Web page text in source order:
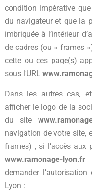
condition impérative
du navigateur et que la
imbriquée à l’intérieur
de cadres (ou « frames
cette ou ces page(s)
sous l’URL
Dans les autres cas,
afficher le logo de la
du site
navigation de votre site,
frames) ; si l’accès aux
www.ramonage-lyon.fr
demander
Lyon :